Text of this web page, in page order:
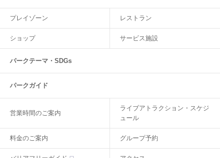
プレイゾーン レストラン
ショップ サービス施設
パークテーマ・SDGs
パークガイド
営業時間のご案内
ライブアトラクション・スケジ
ュール
料金のご案内 グループ予約